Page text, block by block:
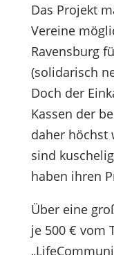
Das Projekt
Vereine
Ravensburg
(solidarisch
Doch der
Kassen der
daher höchst
sind
haben ihren
Über eine
je 500 € vom